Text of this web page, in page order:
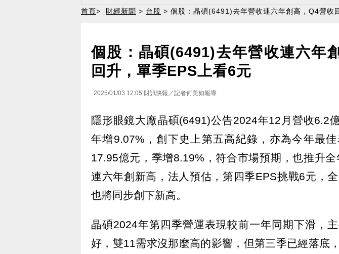
首頁> 財經新聞 > 台股 > 個股：晶碩(6491)去年營收連六年創高，Q4營收
個股：晶碩(6491)去年營收連六年
回升，單季EPS上看6元
2025/01/03 12:05 財訊快報／記者何美如報導
隱形眼鏡大廠晶碩(6491)公告2024年12月營收6.2
年增9.07%，創下史上第五高紀錄，亦為今年最
17.95億元，季增8.19%，符合市場預期，也推升全
連六年創新高，法人預估，第四季EPS挑戰6元，全
也將同步創下新高。
晶碩2024年第四季營運表現較前一年同期下滑，
好，雙11需求沒那麼高的影響，但第三季已經落底